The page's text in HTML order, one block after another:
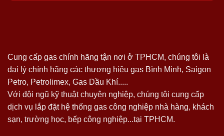
Cung cấp gas chính hãng tận nơi ở TPHCM, chúng tôi là
đại lý chính hãng các thương hiệu gas Bình Minh, Saigon
Petro, Petrolimex, Gas Dầu Khí.....
Với đội ngũ kỹ thuật chuyên nghiệp, chúng tôi cung cấp
dịch vụ lắp đặt hệ thống gas công nghiệp nhà hàng, khách
sạn, trường học, bếp công nghiệp...tại TPHCM.